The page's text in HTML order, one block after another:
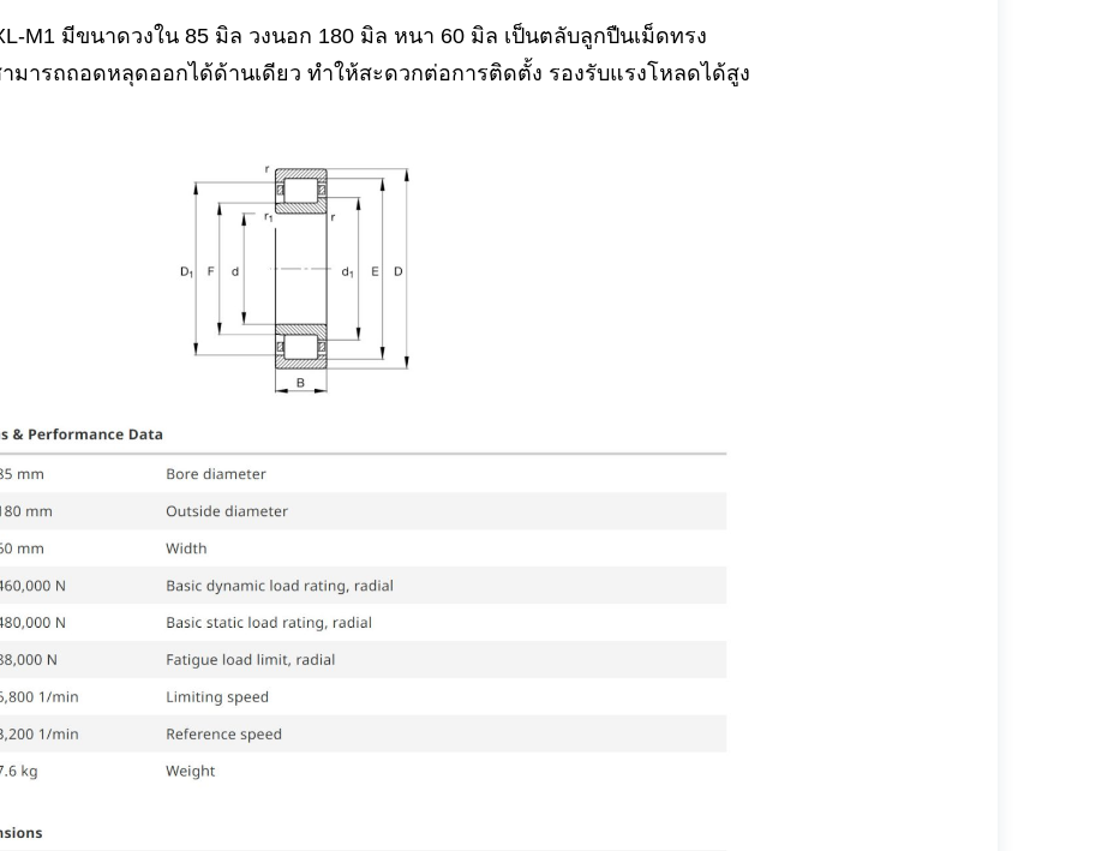
M1 มีขนาดวงใน 85 มิล วงนอก 180 มิล หนา 60 มิล เป็นตลับลูกปืนเม็ดทรง
มารถถอดหลุดออกได้ด้านเดียว ทำให้สะดวกต่อการติดตั้ง รองรับแรงโหลดได้สูง